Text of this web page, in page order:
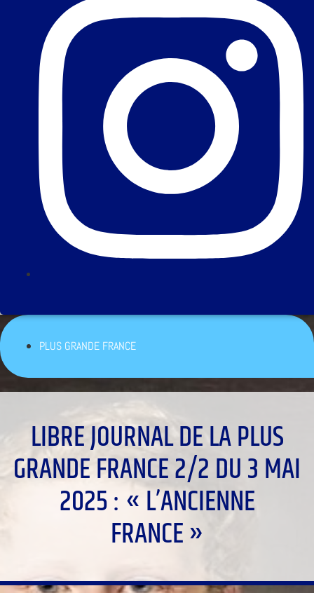
PLUS GRANDE FRANCE
LIBRE JOURNAL DE LA PLUS
GRANDE FRANCE 2/2 DU 3 MAI
2025 : « L’ANCIENNE
FRANCE »